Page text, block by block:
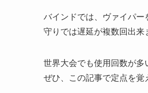
バインドでは、ヴァイパー
守りでは遅延が複数回出来
世界大会でも使用回数が
ぜひ、この記事で定点を覚